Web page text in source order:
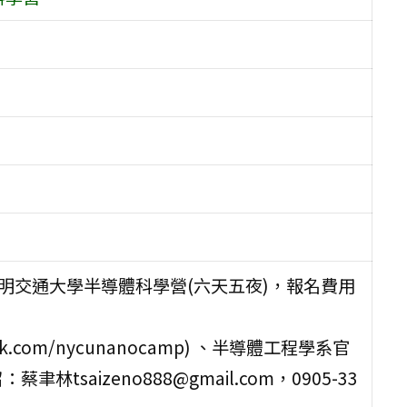
交通大學半導體科學營(六天五夜)，報名費用
nycunanocamp) 、半導體工程學系官
蔡聿林tsaizeno888@gmail.com，0905-33